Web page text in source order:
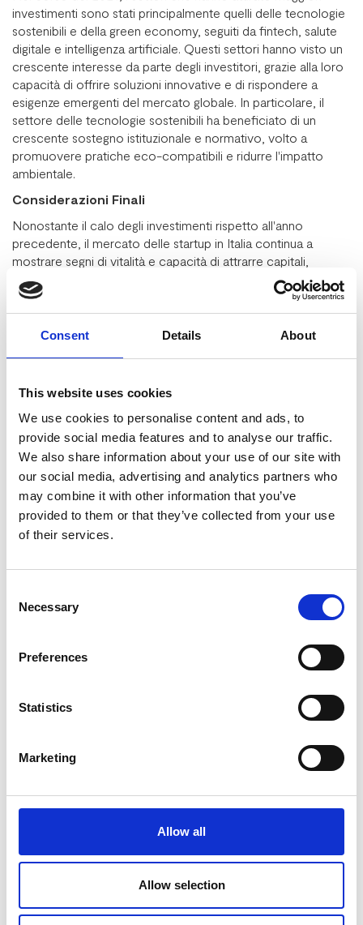
Consent Details About
This website uses cookies
We use cookies to personalise content and ads, to
provide social media features and to analyse our traffic.
We also share information about your use of our site with
our social media, advertising and analytics partners who
may combine it with other information that you’ve
provided to them or that they’ve collected from your use
of their services.
Selection
Necessary
Preferences
Statistics
Marketing
Allow all
Allow selection
investimenti sono stati principalmente quelli delle tecnologie
sostenibili e della green economy, seguiti da fintech, salute
digitale e intelligenza artificiale. Questi settori hanno visto un
crescente interesse da parte degli investitori, grazie alla loro
capacità di offrire soluzioni innovative e di rispondere a
esigenze emergenti del mercato globale. In particolare, il
settore delle tecnologie sostenibili ha beneficiato di un
crescente sostegno istituzionale e normativo, volto a
promuovere pratiche eco-compatibili e ridurre l'impatto
ambientale.
Considerazioni Finali
Nonostante il calo degli investimenti rispetto all'anno
precedente, il mercato delle startup in Italia continua a
mostrare segni di vitalità e capacità di attrarre capitali,
soprattutto in settori strategici e innovativi. Le dinamiche
degli investimenti potrebbero essere influenzate da diversi
fattori, tra cui le condizioni economiche globali, le politiche
governative e l'evoluzione tecnologica. Tuttavia, la capacità